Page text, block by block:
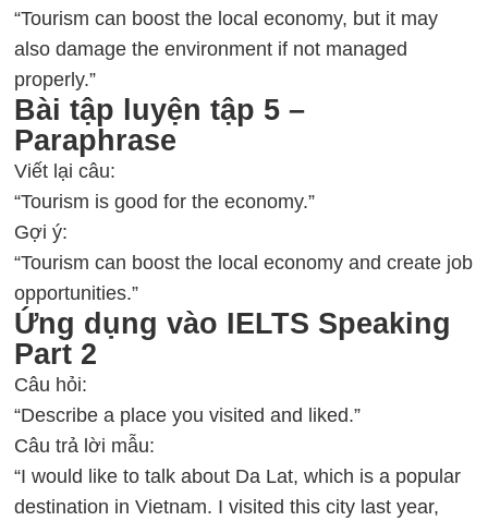
“Tourism can boost the local economy, but it may
also damage the environment if not managed
properly.”
Bài tập luyện tập 5 –
Paraphrase
Viết lại câu:
“Tourism is good for the economy.”
Gợi ý:
“Tourism can boost the local economy and create job
opportunities.”
Ứng dụng vào IELTS Speaking
Part 2
Câu hỏi:
“Describe a place you visited and liked.”
Câu trả lời mẫu:
“I would like to talk about Da Lat, which is a popular
destination in Vietnam. I visited this city last year,